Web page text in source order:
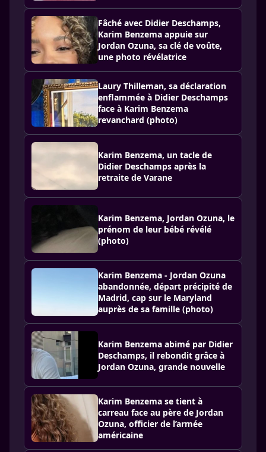
Fâché avec Didier Deschamps,
Karim Benzema appuie sur
Jordan Ozuna, sa clé de voûte,
une photo révélatrice
Laury Thilleman, sa déclaration
enflammée à Didier Deschamps
face à Karim Benzema
revanchard (photo)
Karim Benzema, un tacle de
Didier Deschamps après la
retraite de Varane
Karim Benzema, Jordan Ozuna, le
prénom de leur bébé révélé
(photo)
Karim Benzema - Jordan Ozuna
abandonnée, départ précipité de
Madrid, cap sur le Maryland
auprès de sa famille (photo)
Karim Benzema abimé par Didier
Deschamps, il rebondit grâce à
Jordan Ozuna, grande nouvelle
Karim Benzema se tient à
carreau face au père de Jordan
Ozuna, officier de l’armée
américaine